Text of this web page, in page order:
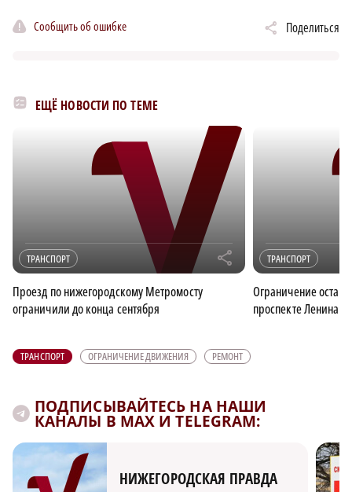
Сообщить об ошибке Поделиться
ЕЩЁ НОВОСТИ ПО ТЕМЕ
ТРАНСПОРТ r
Проезд по нижегородскому Метромосту
ограничили до конца сентября
ТРАНСПОРТ
Ограничение
проспекте Ленина
ТРАНСПОРТ ОГРАНИЧЕНИЕ ДВИЖЕНИЯ РЕМОНТ
ПОДПИСЫВАЙТЕСЬ НА НАШИ
КАНАЛЫ В MAX И TELEGRAM:
НИЖЕГОРОДСКАЯ ПРАВДА